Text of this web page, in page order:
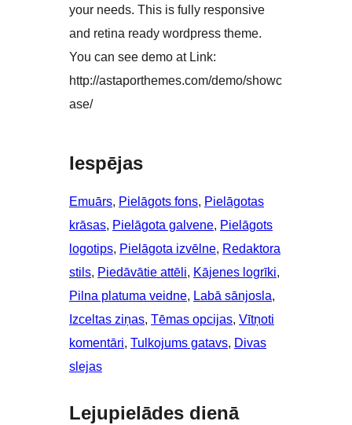
your needs. This is fully responsive
and retina ready wordpress theme.
You can see demo at Link:
http://astaporthemes.com/demo/showc
ase/
Iespējas
Emuārs, Pielāgots fons, Pielāgotas
krāsas, Pielāgota galvene, Pielāgots
logotips, Pielāgota izvēlne, Redaktora
stils, Piedāvātie attēli, Kājenes logrīki
Pilna platuma veidne, Labā sānjosla
Izceltas ziņas, Tēmas opcijas, Vītņoti
komentāri, Tulkojums gatavs, Divas
slejas
Lejupielādes dienā